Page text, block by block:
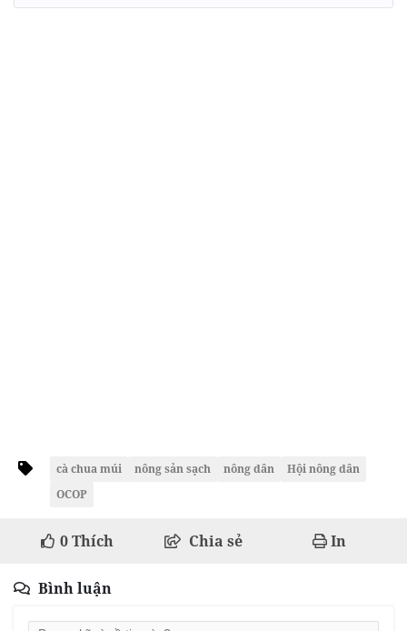
cà chua múi nông sản sạch nông dân
Hội nông dân
OCOP
0Thích Chia sẻ In
Bình luận